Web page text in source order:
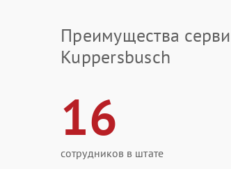
Преимущества
Kuppersbusch
16
сотрудников в штате